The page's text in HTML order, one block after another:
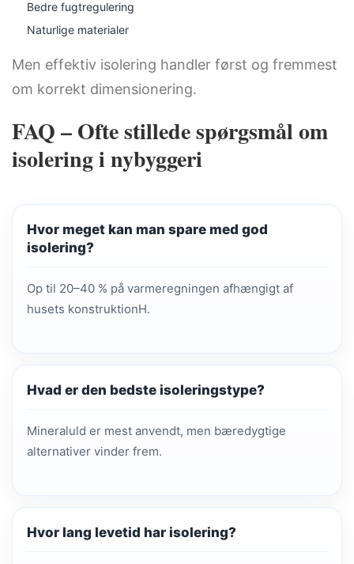
Bedre fugtregulering
Naturlige materialer
Men effektiv isolering handler først og fremmest
om korrekt dimensionering.
FAQ – Ofte stillede spørgsmål om
isolering i nybyggeri
Hvor meget kan man spare med god
isolering?
Op til 20–40 % på varmeregningen afhængigt af
husets konstruktionH.
Hvad er den bedste isoleringstype?
Mineraluld er mest anvendt, men bæredygtige
alternativer vinder frem.
Hvor lang levetid har isolering?